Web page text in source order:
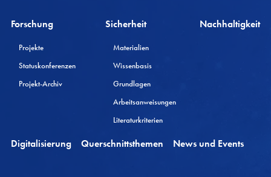
Forschung
Projekte
Statuskonferenzen
Projekt-Archiv
Sicherheit
Materialien
Wissenbasis
Grundlagen
Arbeitsanweisungen
Literaturkriterien
Nachhaltigkeit
Digitalisierung Querschnittsthemen News und Events